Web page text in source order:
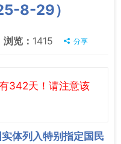
8-29）
浏览： 1415 分享
342天！请注意该
体列入特别指定国民